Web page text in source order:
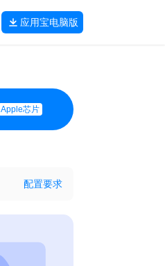
应用宝电脑版
Apple芯片
配置要求